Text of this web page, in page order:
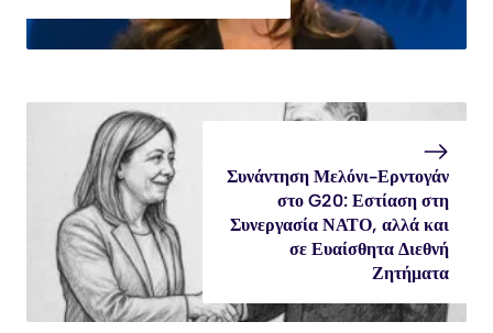
Συνάντηση Μελόνι-Ερντογάν
στο G20: Εστίαση στη
Συνεργασία ΝΑΤΟ, αλλά και
σε Ευαίσθητα Διεθνή
Ζητήματα